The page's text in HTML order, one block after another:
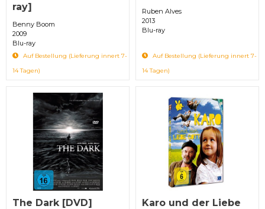
ray]
Benny Boom
2009
Blu-ray
Auf Bestellung (Lieferung innert 7-
14 Tagen)
Ruben Alves
2013
Blu-ray
Auf Bestellung (Lieferung innert 7-
14 Tagen)
The Dark [DVD]
Karo und der Liebe